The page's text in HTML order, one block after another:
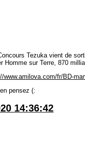
Tezuka vient de
Homme sur Terre, 870
www.amilova.com/fr/BD-
pensez (:
14:36:42